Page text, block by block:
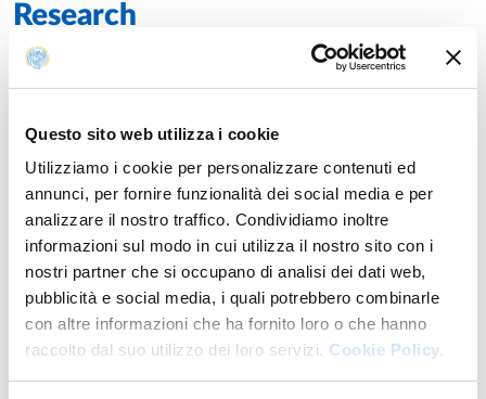
Questo sito web utilizza i cookie
Utilizziamo i cookie per personalizzare contenuti ed
annunci, per fornire funzionalità dei social media e per
analizzare il nostro traffico. Condividiamo inoltre
informazioni sul modo in cui utilizza il nostro sito con i
nostri partner che si occupano di analisi dei dati web,
pubblicità e social media, i quali potrebbero combinarle
con altre informazioni che ha fornito loro o che hanno
raccolto dal suo utilizzo dei loro servizi. Cookie Policy.
Research
Publications
Analysis of Seismic Damage in Parma Masonry Churches
Authors: Ferrari Lia; Coïsson Eva; Privitera Camilla
Sinergie post-sisma 2012 per la valorizzazione dei centri
storici: l’esperienza delle fortificazioni emiliane.
Authors: Ferrari Lia; Zanazzi Elena
Assessment of the Effectiveness of Composite Materials in
the Strengthening of Historical Churches: Comparative
Analysis of Emilian Case Studies Damaged by Seismic
Events
Year: 2025